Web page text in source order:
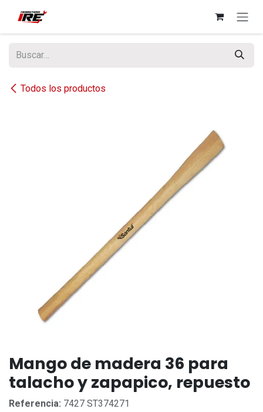
Todos los productos
Mango de madera 36 para
talacho y zapapico, repuesto
Referencia: 7427 ST374271